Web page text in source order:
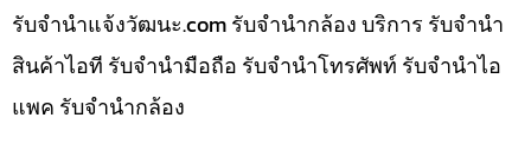
รับจํานําแจ้งวัฒนะ.com รับจำนำกล้อง บริการ รับจำนำ
สินค้าไอที รับจำนำมือถือ รับจำนำโทรศัพท์ รับจำนำไอ
แพค รับจำนำกล้อง